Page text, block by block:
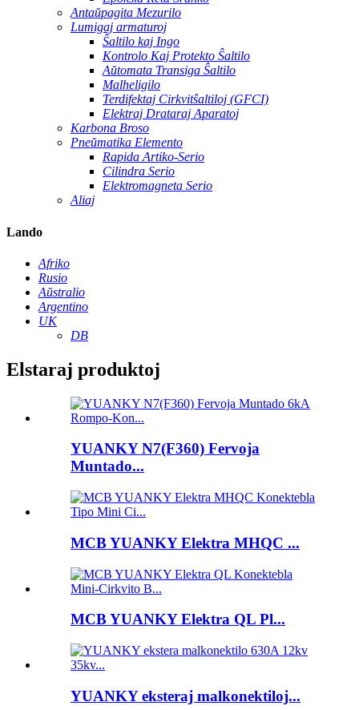
Antaŭpagita Mezurilo
Lumigaj armaturoj
Ŝaltilo kaj Ingo
Kontrolo Kaj Protekto Ŝaltilo
Aŭtomata Transiga Ŝaltilo
Malheligilo
Terdifektaj Cirkvitŝaltiloj (GFCI)
Elektraj Drataraj Aparatoj
Karbona Broso
Pneŭmatika Elemento
Rapida Artiko-Serio
Cilindra Serio
Elektromagneta Serio
Aliaj
Lando
Afriko
Rusio
Aŭstralio
Argentino
UK
DB
Elstaraj produktoj
YUANKY N7(F360) Fervoja
Muntado...
MCB YUANKY Elektra MHQC ...
MCB YUANKY Elektra QL Pl...
YUANKY eksteraj malkonektiloj...